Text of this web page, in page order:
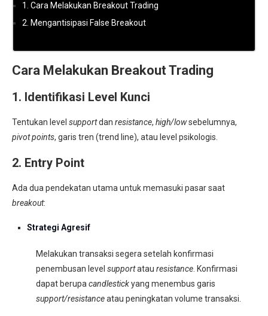
1. Cara Melakukan Breakout Trading
2. Mengantisipasi False Breakout
Cara Melakukan Breakout Trading
1. Identifikasi Level Kunci
Tentukan level supportdan resistance, high/lowsebelumnya,
pivot points, garis tren (trend line), atau level psikologis.
2. Entry Point
Ada dua pendekatan utama untuk memasuki pasar saat
breakout:
Strategi Agresif
Melakukan transaksi segera setelah konfirmasi
penembusan level supportatau resistance. Konfirmasi
dapat berupacandlestickyang menembus garis
support/resistanceatau peningkatan volume transaksi.